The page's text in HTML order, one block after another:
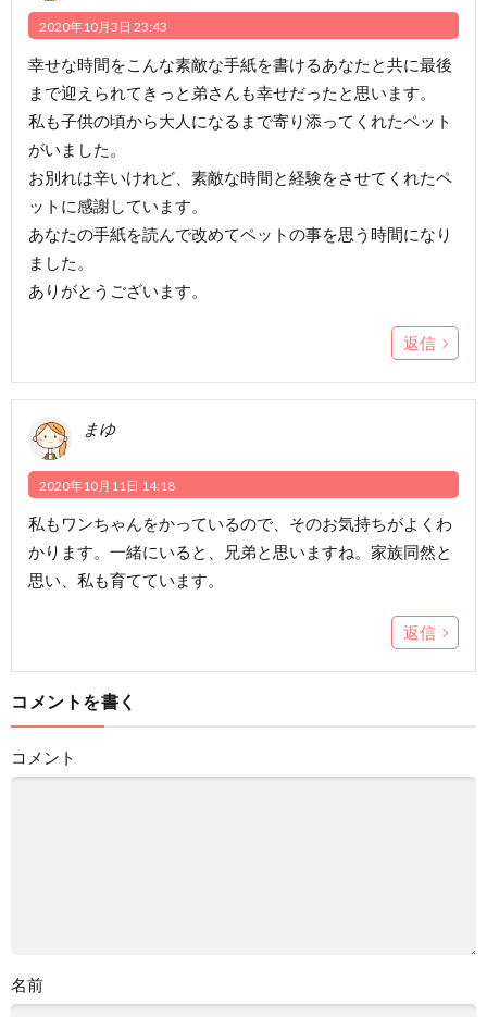
2020年10月3日 23:43
幸せな時間をこんな素敵な手紙を書けるあなたと共に最後
まで迎えられてきっと弟さんも幸せだったと思います。
私も子供の頃から大人になるまで寄り添ってくれたペット
がいました。
お別れは辛いけれど、素敵な時間と経験をさせてくれたペ
ットに感謝しています。
あなたの手紙を読んで改めてペットの事を思う時間になり
ました。
ありがとうございます。
返信
まゆ
2020年10月11日 14:18
私もワンちゃんをかっているので、そのお気持ちがよくわ
かります。一緒にいると、兄弟と思いますね。家族同然と
思い、私も育てています。
返信
コメントを書く
コメント
名前